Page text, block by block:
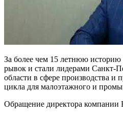
За более чем 15 летнюю
рывок и стали лидерами Санкт-
области в сфере производства и
цикла для малоэтажного и
Обращение директора компании